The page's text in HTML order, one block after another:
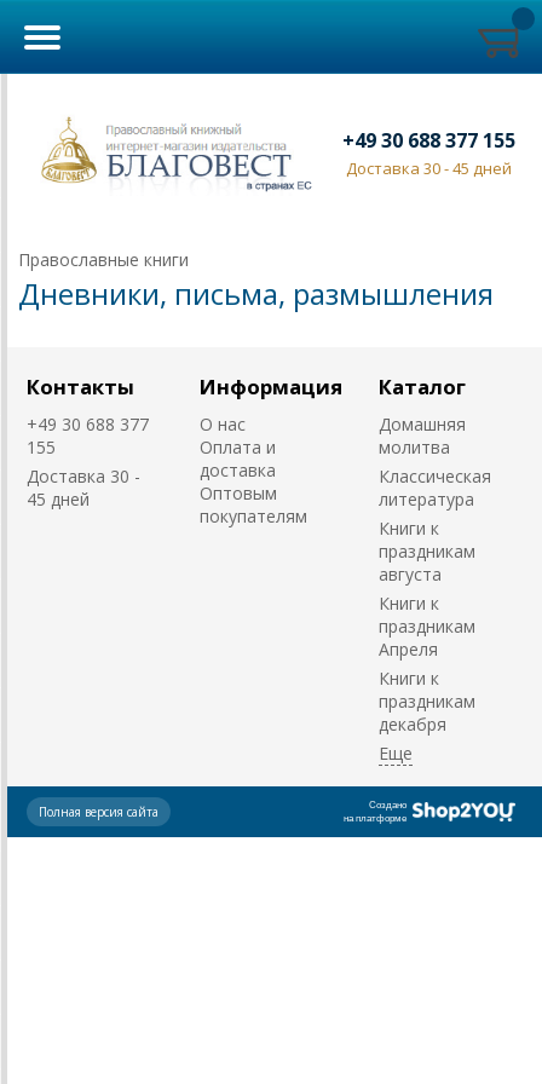
+49 30 688 377 155
Доставка 30 - 45 дней
Православные книги
Дневники, письма, размышления
Контакты
+49 30 688 377
155
Доставка 30 -
45 дней
Информация
О нас
Оплата и
доставка
Оптовым
покупателям
Каталог
Домашняя
молитва
Классическая
литература
Книги к
праздникам
августа
Книги к
праздникам
Апреля
Книги к
праздникам
декабря
Создано
на платформе
Полная версия сайта